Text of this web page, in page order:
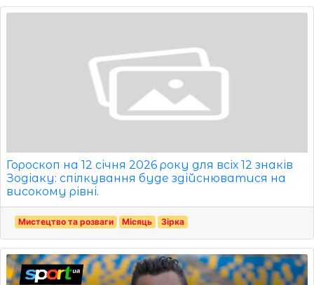
Гороскоп на 12 січня 2026 року для всіх 12 знаків
Зодіаку: спілкування буде здійснюватися на
високому рівні.
Мистецтво та розваги Місяць Зірка